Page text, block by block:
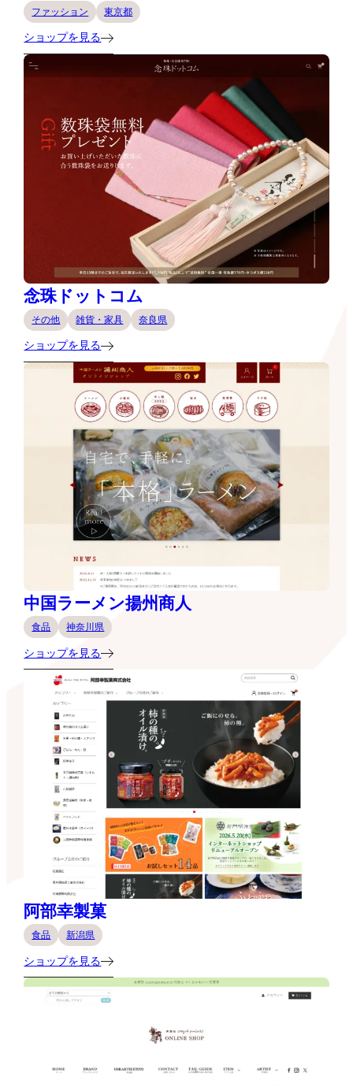
ファッション 東京都
ショップを見る
念珠ドットコム
その他 雑貨・家具 奈良県
ショップを見る
中国ラーメン揚州商人
食品 神奈川県
ショップを見る
阿部幸製菓
食品 新潟県
ショップを見る